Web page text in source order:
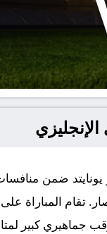
ضمن
مكة المكرمة، وسط ترقب